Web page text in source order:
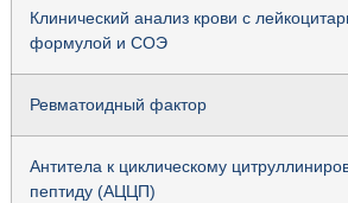
Клинический анализ крови с
формулой и СОЭ
Ревматоидный фактор
Антитела к циклическому
пептиду (АЦЦП)